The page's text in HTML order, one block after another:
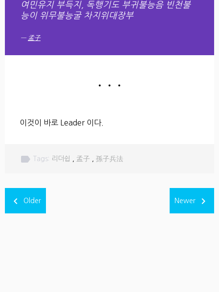
여민유지 부득지, 독행기도 부귀불능음 빈천불
능이 위무불능굴 차지위대장부
孟子
• • •
이것이 바로 Leader 이다.
label Tags: 리더쉽 孟子 孫子兵法
navigate_before Older Newer navigate_next